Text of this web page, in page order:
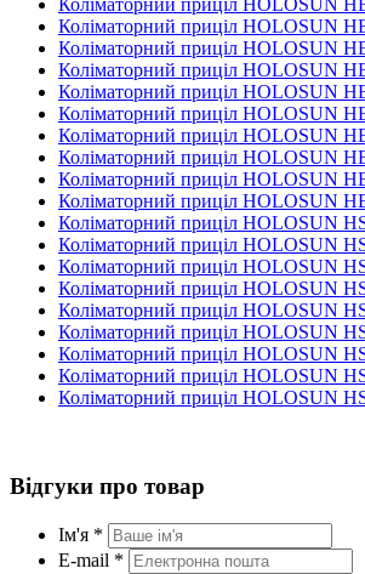
Коліматорний приціл HOLOSUN
Коліматорний приціл HOLOSUN
Коліматорний приціл HOLOSUN
Коліматорний приціл HOLOSUN
Коліматорний приціл HOLOSUN
Коліматорний приціл HOLOSUN
Коліматорний приціл HOLOSUN
Коліматорний приціл HOLOSUN
Коліматорний приціл HOLOSUN
Коліматорний приціл HOLOSUN
Коліматорний приціл HOLOSUN
Коліматорний приціл HOLOSUN
Коліматорний приціл HOLOSUN
Коліматорний приціл HOLOSUN
Коліматорний приціл HOLOSUN
Коліматорний приціл HOLOSUN
Коліматорний приціл HOLOSUN
Коліматорний приціл HOLOSUN
Коліматорний приціл HOLOSUN
Відгуки про товар
Ім'я *
E-mail *